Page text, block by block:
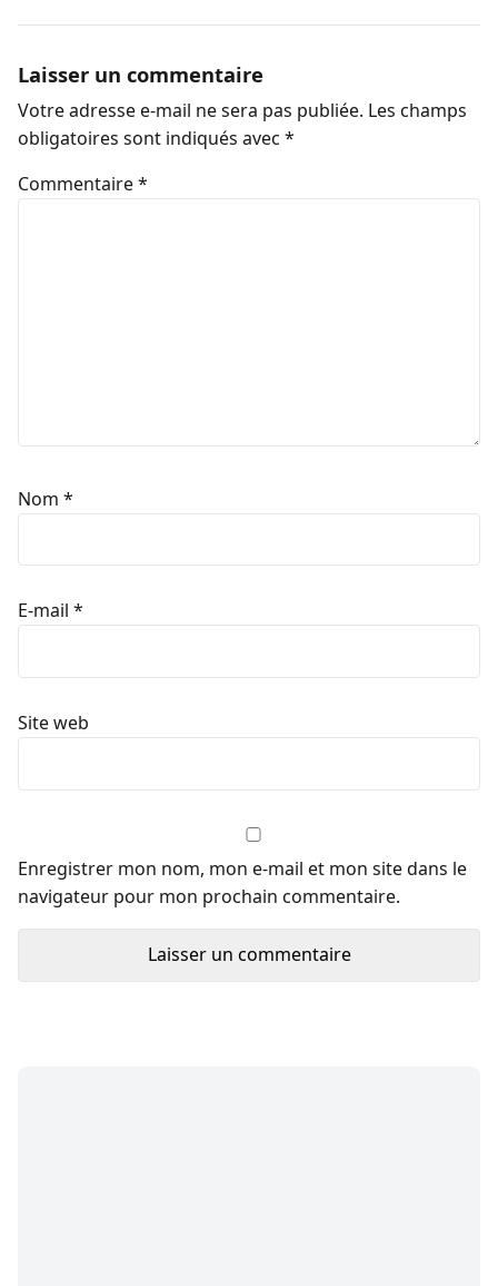
Laisser un commentaire
Votre adresse e-mail ne sera pas publiée. Les champs
obligatoires sont indiqués avec *
Commentaire*
Nom *
E-mail *
Site web
Enregistrer mon nom, mon e-mail et mon site dans le
navigateur pour mon prochain commentaire.